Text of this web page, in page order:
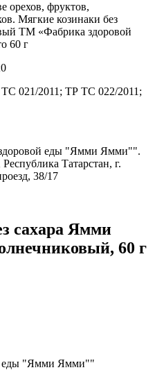
орехов, фруктов,
Мягкие козинаки без
ТМ «Фабрика здоровой
60 г
ТС 021/2011; ТР ТС 022/2011;
еды "Ямми Ямми"".
Татарстан, г.
38/17
сахара Ямми
60 г
еды "Ямми Ямми""